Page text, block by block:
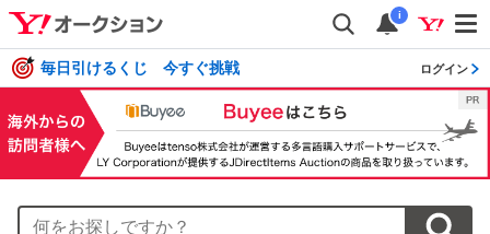
i
毎日引けるくじ 今すぐ挑戦 ログイン